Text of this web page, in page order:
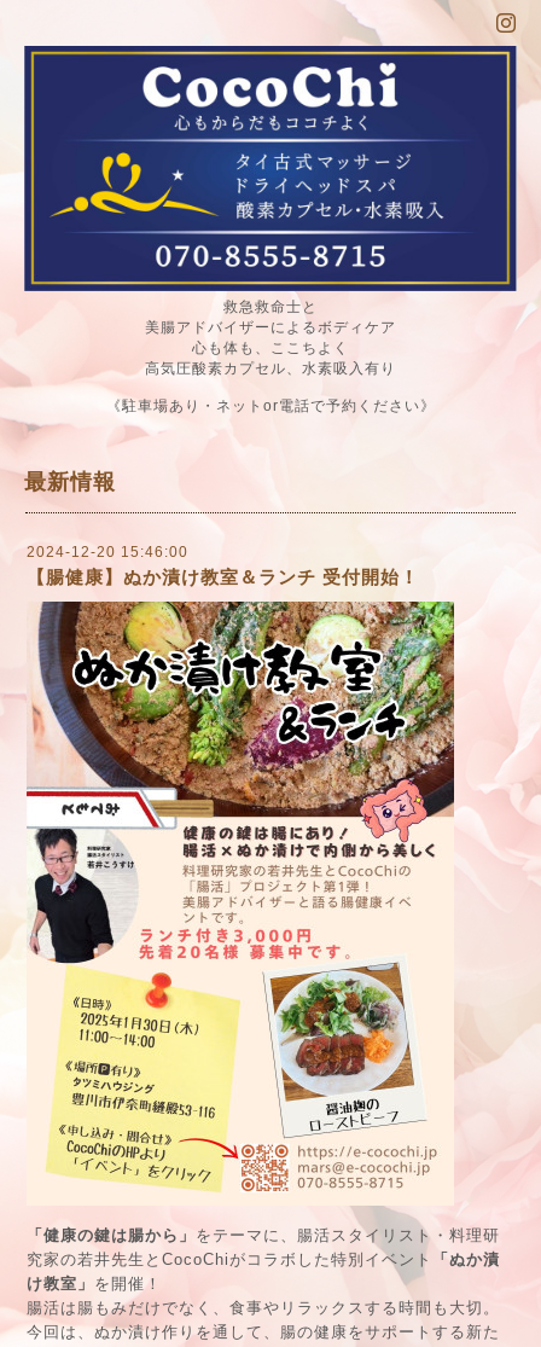
救急救命士と
美腸アドバイザーによるボディケア
心も体も、ここちよく
高気圧酸素カプセル、水素吸入有り
《駐車場あり・ネットor電話で予約ください》
最新情報
2024-12-20 15:46:00
【腸健康】ぬか漬け教室＆ランチ 受付開始！
「健康の鍵は腸から」 をテーマに、腸活スタイリスト・料理研
究家の若井先生とCocoChiがコラボした特別イベント
「ぬか漬
け教室」 を開催！
腸活は腸もみだけでなく、食事やリラックスする時間も大切。
今回は、ぬか漬け作りを通して、腸の健康をサポートする新た